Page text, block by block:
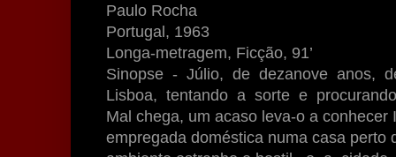
Paulo Rocha
Portugal, 1963
Longa-metragem, Ficção, 91’
Sinopse - Júlio, de dezanove anos,
Lisboa, tentando a sorte e
Mal chega, um acaso leva-o a
empregada doméstica numa casa perto